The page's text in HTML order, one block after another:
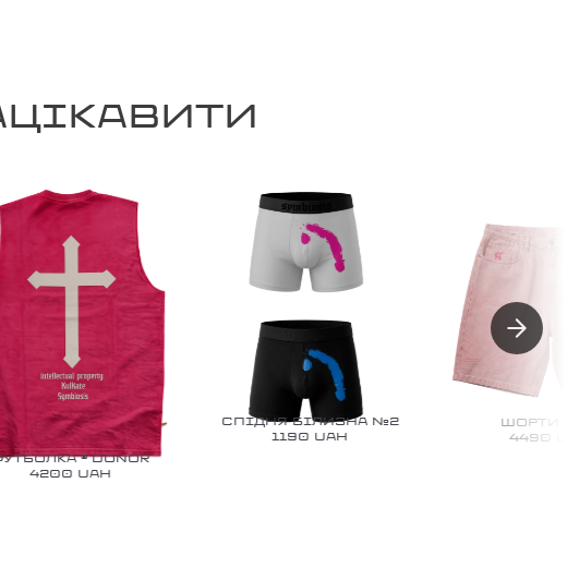
® DONOR
4200UAH
СПІДНЯ БІЛИЗНА №2
1190UAH
ШОРТИ №16
4490UAH